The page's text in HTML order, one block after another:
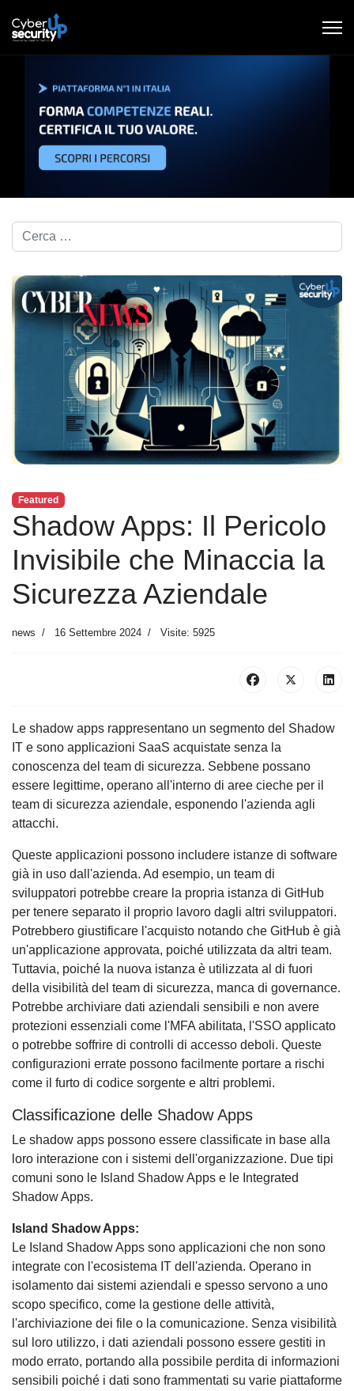
Cerca nel blog...
Featured
Shadow Apps: Il Pericolo
Invisibile che Minaccia la
Sicurezza Aziendale
news 16 Settembre 2024 Visite: 5925
Le shadow apps rappresentano un segmento del Shadow
IT e sono applicazioni SaaS acquistate senza la
conoscenza del team di sicurezza. Sebbene possano
essere legittime, operano all'interno di aree cieche per il
team di sicurezza aziendale, esponendo l'azienda agli
attacchi.
Queste applicazioni possono includere istanze di software
già in uso dall'azienda. Ad esempio, un team di
sviluppatori potrebbe creare la propria istanza di GitHub
per tenere separato il proprio lavoro dagli altri sviluppatori.
Potrebbero giustificare l'acquisto notando che GitHub è già
un'applicazione approvata, poiché utilizzata da altri team.
Tuttavia, poiché la nuova istanza è utilizzata al di fuori
della visibilità del team di sicurezza, manca di governance.
Potrebbe archiviare dati aziendali sensibili e non avere
protezioni essenziali come l'MFA abilitata, l'SSO applicato
o potrebbe soffrire di controlli di accesso deboli. Queste
configurazioni errate possono facilmente portare a rischi
come il furto di codice sorgente e altri problemi.
Classificazione delle Shadow Apps
Le shadow apps possono essere classificate in base alla
loro interazione con i sistemi dell'organizzazione. Due tipi
comuni sono le Island Shadow Apps e le Integrated
Shadow Apps.
Island Shadow Apps:
Le Island Shadow Apps sono applicazioni che non sono
integrate con l'ecosistema IT dell'azienda. Operano in
isolamento dai sistemi aziendali e spesso servono a uno
scopo specifico, come la gestione delle attività,
l'archiviazione dei file o la comunicazione. Senza visibilità
sul loro utilizzo, i dati aziendali possono essere gestiti in
modo errato, portando alla possibile perdita di informazioni
sensibili poiché i dati sono frammentati su varie piattaforme